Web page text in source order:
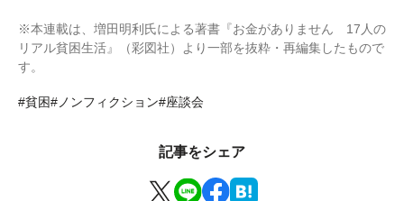
※本連載は、増田明利氏による著書『お金がありません 17人の
リアル貧困生活』（彩図社）より一部を抜粋・再編集したもので
す。
#貧困#ノンフィクション#座談会
記事をシェア